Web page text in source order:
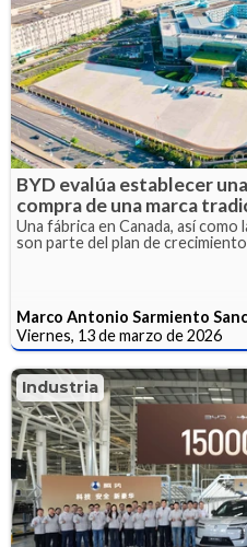
BYD evalúa establecer
compra de una marca
Una fábrica en Canada, así
son parte del plan de
Marco Antonio Sarmiento
Viernes, 13 de marzo de 2026
Industria